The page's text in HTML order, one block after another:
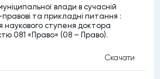
влади в сучасній
правові та прикладні питання :
наукового ступеня доктора
081 «Право» (08 – Право).
Скачати